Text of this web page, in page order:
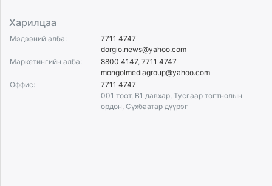
ergelt.mn
zarig.mn
today.mn
mminfo.mn
Харилцаа
Мэдээний алба:
7711 4747
dorgio.news@yahoo.com
Маркетингийн алба:
8800 4147, 7711 4747
mongolmediagroup@yahoo.com
Оффис:
7711 4747
001 тоот, B1 давхар, Тусгаар тогтнолын
ордон, Сүхбаатар дүүрэг